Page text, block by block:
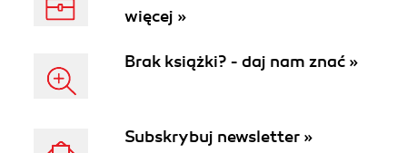
więcej »
Brak książki? - daj nam znać »
Subskrybuj newsletter »